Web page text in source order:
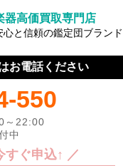
器高価買取専門店
心と信頼の鑑定団ブランド
お電話ください
550
～22:00
中
すぐ申込↑ ／